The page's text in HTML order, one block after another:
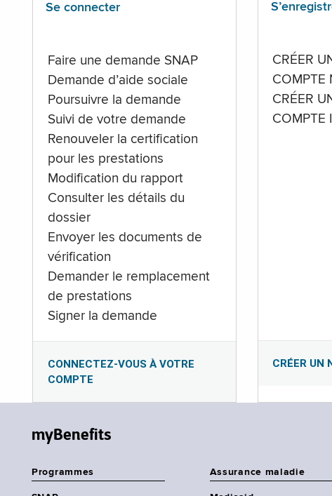
Se connecter
Faire une demande SNAP
Demande d’aide sociale
Poursuivre la demande
Suivi de votre demande
Renouveler la certification
pour les prestations
Modification du rapport
Consulter les détails du
dossier
Envoyer les documents de
vérification
Demander le remplacement
de prestations
Signer la demande
CONNECTEZ-VOUS À VOTRE
COMPTE
CRÉER
COMPTE
CRÉER
COMPTE
CRÉER UN
myBenefits
Programmes Assurance maladie